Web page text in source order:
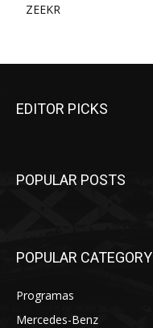
ZEEKR
EDITOR PICKS
POPULAR POSTS
POPULAR CATEGORY
Programas
Mercedes-Benz